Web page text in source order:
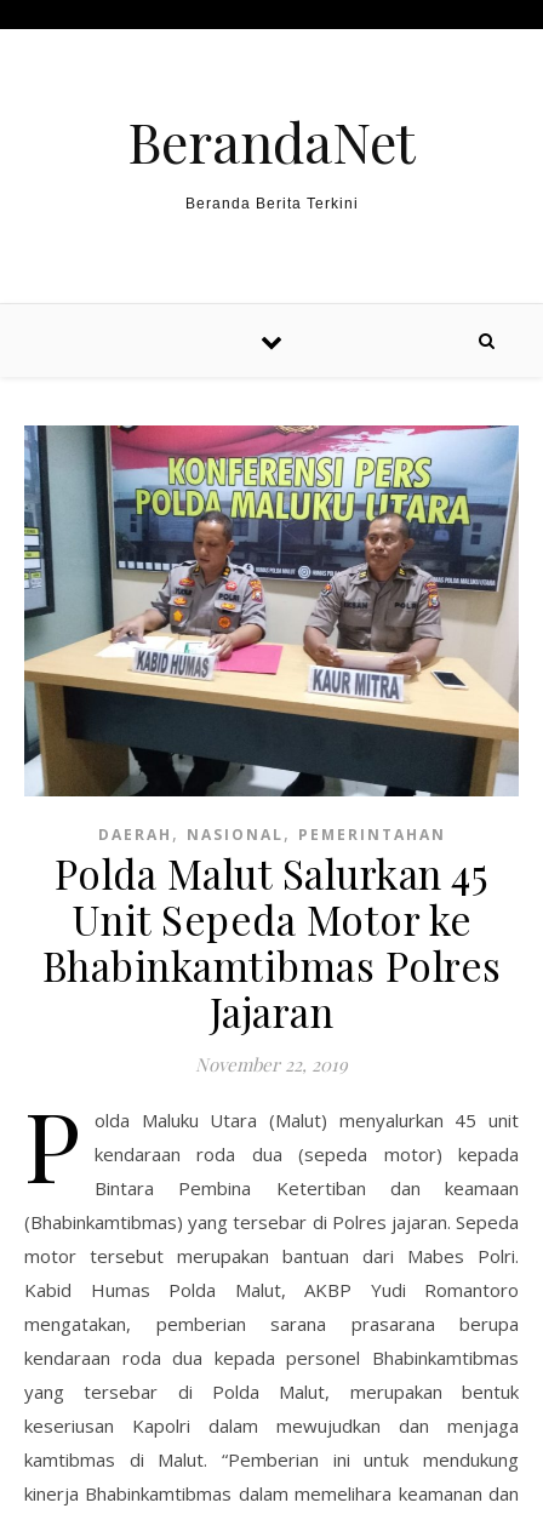
BerandaNet
Beranda Berita Terkini
DAERAH , NASIONAL, PEMERINTAHAN
Polda Malut Salurkan 45
Unit Sepeda Motor ke
Bhabinkamtibmas Polres
Jajaran
November 22, 2019
P
olda Maluku Utara (Malut) menyalurkan 45 unit
kendaraan roda dua (sepeda motor) kepada
Bintara Pembina Ketertiban dan keamaan
(Bhabinkamtibmas) yang tersebar di Polres jajaran. Sepeda
motor tersebut merupakan bantuan dari Mabes Polri.
Kabid Humas Polda Malut, AKBP Yudi Romantoro
mengatakan, pemberian sarana prasarana berupa
kendaraan roda dua kepada personel Bhabinkamtibmas
yang tersebar di Polda Malut, merupakan bentuk
keseriusan Kapolri dalam mewujudkan dan menjaga
kamtibmas di Malut. “Pemberian ini untuk mendukung
kinerja Bhabinkamtibmas dalam memelihara keamanan dan